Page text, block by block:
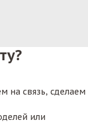
на связь, сделаем
или